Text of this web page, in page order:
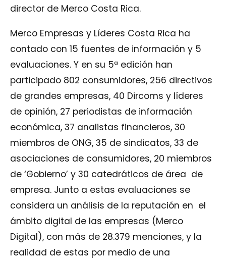
director de Merco Costa Rica.
Merco Empresas y Líderes Costa Rica ha
contado con 15 fuentes de información y 5
evaluaciones. Y en su 5ª edición han
participado 802 consumidores, 256 directivos
de grandes empresas, 40 Dircoms y líderes
de opinión, 27 periodistas de información
económica, 37 analistas financieros, 30
miembros de ONG, 35 de sindicatos, 33 de
asociaciones de consumidores, 20 miembros
de ‘Gobierno’ y 30 catedráticos de área de
empresa. Junto a estas evaluaciones se
considera un análisis de la reputación en el
ámbito digital de las empresas (Merco
Digital), con más de 28.379 menciones, y la
realidad de estas por medio de una